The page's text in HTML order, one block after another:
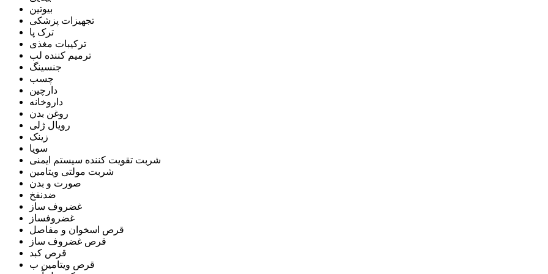
بیوتین
تجهیزات پزشکی
ترک پا
ترکیبات مغذی
ترمیم کننده لب
جنسینگ
چسب
دارچین
داروخانه
روغن بدن
رویال ژلی
زینک
سویا
شربت تقویت کننده سیستم ایمنی
شربت مولتی ویتامین
صورت و بدن
ضدنفخ
غضروف ساز
غضروفساز
قرص اسخوان و مفاصل
قرص غضروف ساز
قرص کبد
قرص ویتامین ب